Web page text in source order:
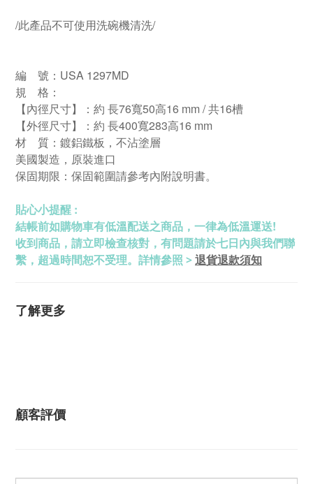
/此產品不可使用洗碗機清洗/
編 號：USA 1297MD
規 格：
【內徑尺寸】：約 長76寬50高16 mm / 共16槽
【外徑尺寸】：約 長400寬283高16 mm
材 質：鍍鋁鐵板，不沾塗層
美國製造，原裝進口
保固期限：保固範圍請參考內附說明書。
貼心小提醒 :
結帳前如購物車有低溫配送之商品，一律為低溫運送!
收到商品，請立即檢查核對，有問題請於七日內與我們聯
繫，超過時間恕不受理。詳情參照 >退貨退款須知
了解更多
顧客評價